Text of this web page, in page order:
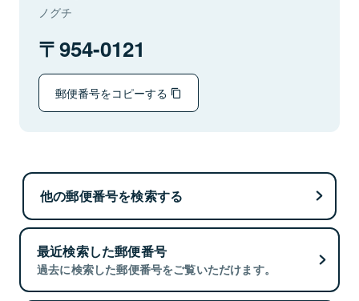
ノグチ
954-0121
郵便番号をコピーする
他の郵便番号を検索する
最近検索した郵便番号
過去に検索した郵便番号をご覧いただけます。